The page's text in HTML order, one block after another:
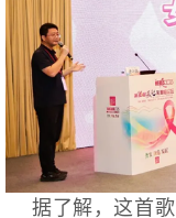
据了解，这首